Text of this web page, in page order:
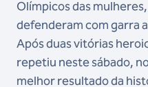
Olímpicos das
defenderam com garra
Após duas vitórias
repetiu neste sábado,
melhor resultado da